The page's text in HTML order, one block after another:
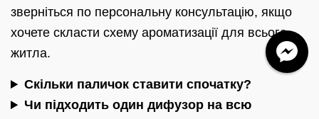
зверніться по персональну консультацію, якщо
хочете скласти схему ароматизації для всього
житла.
Скільки паличок ставити спочатку?
Чи підходить один дифузор на всю